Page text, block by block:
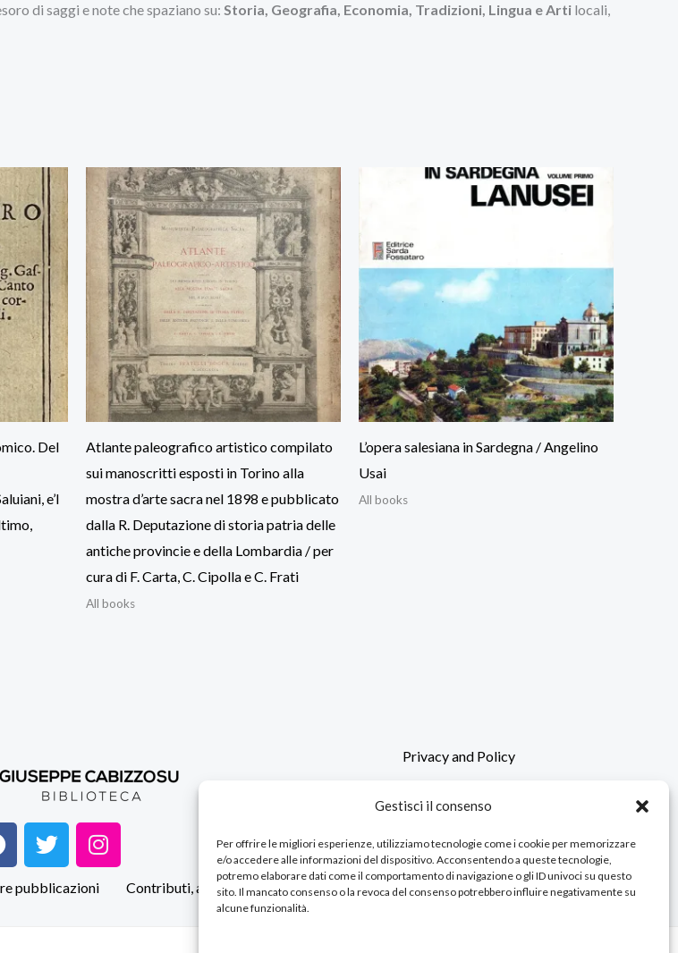
Gestisci il consenso
Per offrire le migliori esperienze, utilizziamo tecnologie come i cookie per memorizzare
e/o accedere alle informazioni del dispositivo. Acconsentendo a queste tecnologie,
potremo elaborare dati come il comportamento di navigazione o gli ID univoci su questo
sito. Il mancato consenso o la revoca del consenso potrebbero influire negativamente su
alcune funzionalità.
di saggi e note che spaziano su: Storia, Geografia, Economia, Tradizioni, Lingua e Arti locali,
Del
e’l
Atlante paleografico artistico compilato
sui manoscritti esposti in Torino alla
mostra d’arte sacra nel 1898 e pubblicato
dalla R. Deputazione di storia patria delle
antiche provincie e della Lombardia / per
cura di F. Carta, C. Cipolla e C. Frati
All books
L’opera salesiana in Sardegna / Angelino
Usai
All books
T
w
i
t
I
n
s
t
pubblicazioni Contributi, articoli e recensioni
Privacy and Policy